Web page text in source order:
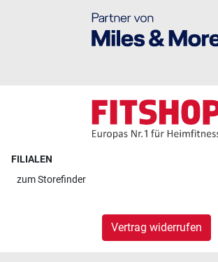
FILIALEN
zumStorefinder
Vertrag widerrufen